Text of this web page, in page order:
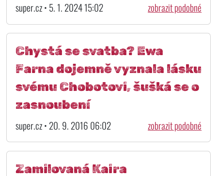
super.cz • 5. 1. 2024 15:02 zobrazit podobné
Chystá se svatba? Ewa
Farna dojemně vyznala lásku
svému Chobotovi, šušká se o
zasnoubení
super.cz • 20. 9. 2016 06:02 zobrazit podobné
Zamilovaná Kaira